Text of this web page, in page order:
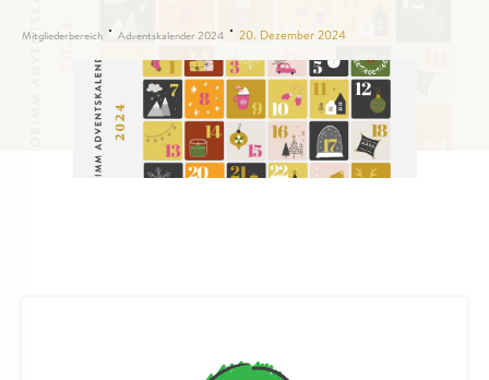
Mitgliederbereich Adventskalender 2024 20. Dezember 2024